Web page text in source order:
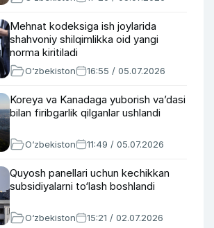
Mehnat kodeksiga ish joylarida
shahvoniy shilqimlikka oid yangi
norma kiritiladi
O‘zbekiston 16:55 / 05.07.2026
Koreya va Kanadaga yuborish va’dasi
bilan firibgarlik qilganlar ushlandi
O‘zbekiston 11:49 / 05.07.2026
Quyosh panellari uchun kechikkan
subsidiyalarni to‘lash boshlandi
O‘zbekiston 15:21 / 02.07.2026